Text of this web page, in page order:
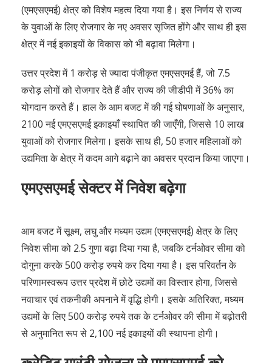
(एमएसएमई) क्षेत्र को विशेष महत्व दिया गया है। इस निर्णय से राज्य
के युवाओं के लिए रोजगार के नए अवसर सृजित होंगे और साथ ही इस
क्षेत्र में नई इकाइयों के विकास को भी बढ़ावा मिलेगा।
उत्तर प्रदेश में 1 करोड़ से ज्यादा पंजीकृत एमएसएमई हैं, जो 7.5
करोड़ लोगों को रोजगार देते हैं और राज्य की जीडीपी में 36% का
योगदान करते हैं। हाल के आम बजट में की गई घोषणाओं के अनुसार,
2100 नई एमएसएमई इकाइयाँ स्थापित की जाएँगी, जिससे 10 लाख
युवाओं को रोजगार मिलेगा। इसके साथ ही, 50 हजार महिलाओं को
उद्यमिता के क्षेत्र में कदम आगे बढ़ाने का अवसर प्रदान किया जाएगा।
एमएसएमई सेक्टर में निवेश बढ़ेगा
आम बजट में सूक्ष्म, लघु और मध्यम उद्यम (एमएसएमई) क्षेत्र के लिए
निवेश सीमा को 2.5 गुणा बढ़ा दिया गया है, जबकि टर्नओवर सीमा को
दोगुना करके 500 करोड़ रुपये कर दिया गया है। इस परिवर्तन के
परिणामस्वरूप उत्तर प्रदेश में छोटे उद्यमों का विस्तार होगा, जिससे
नवाचार एवं तकनीकी अपनाने में वृद्धि होगी। इसके अतिरिक्त, मध्यम
उद्यमों के लिए 500 करोड़ रुपये तक के टर्नओवर की सीमा में बढ़ोतरी
से अनुमानित रूप से 2,100 नई इकाइयों की स्थापना होगी।